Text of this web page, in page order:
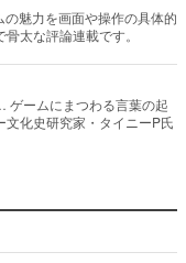
魅力を画面や操作の具体的
太な評論連載です。
ゲームにまつわる言葉の起
化史研究家・タイニーP氏